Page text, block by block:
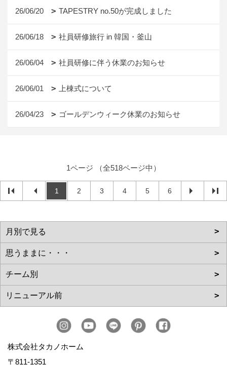
26/06/20 TAPESTRY no.50が完成しました
26/06/18 社員研修旅行 in 韓国・釜山
26/06/04 社員研修に伴う休業のお知らせ
26/06/01 上棟式について
26/04/23 ゴールデンウィーク休業のお知らせ
1ページ （全518ページ中）
1 2 3 4 5 6
株式会社タカノホーム
〒811-1351